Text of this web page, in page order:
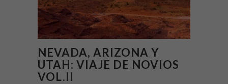
NEVADA, ARIZONA Y
UTAH: VIAJE DE NOVIOS
VOL.II